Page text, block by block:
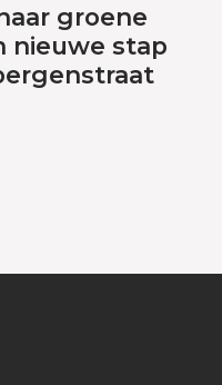
groene
nieuwe stap